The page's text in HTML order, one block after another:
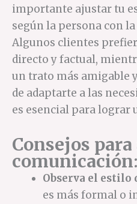
importante ajustar tu
según la persona con
Algunos clientes
directo y factual,
un trato más amigable
de adaptarte a las
es esencial para lograr
Consejos
comunicación:
Observa el estilo
es más formal o